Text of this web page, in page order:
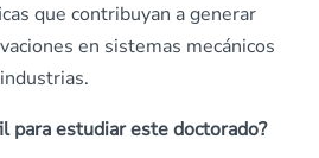
que contribuyan a generar
en sistemas mecánicos
para estudiar este doctorado?